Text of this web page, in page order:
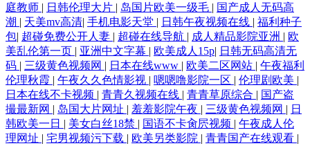
庭教师 | 日韩伦理大片 | 岛国片欧美一级毛 | 国产成人无码高
潮 | 天美mv高清| 手机电影天堂 | 日韩午夜视频在线 | 福利种子
包| 超碰免费公开人妻 | 超碰在线导航 | 成人精品影院亚洲 | 欧
美乱伦第一页 | 亚洲中文字幕 | 欧美成人15p| 日韩无码高清无
码 | 三级黄色视频网 | 日本在线www | 欧美二区网站 | 午夜福利
伦理秋霞 | 午夜久久色情影视 | 嗯嗯噜影院一区 | 伦理剧欧美 |
日本在线不卡视频 | 青青久视频在线 | 青青草原综合 | 国产盗
撮最新网 | 岛国大片网址 | 羞羞影院午夜 | 三级黄色视频网 | 日
韩欧美一日 | 美女白丝18禁 | 国语不卡肏屄视频 | 午夜成人伦
理网址 | 宅男视频污下载 | 欧美另类影院 | 青青国产在线观看 |